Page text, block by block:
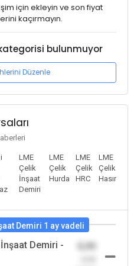
için ekleyin ve son fiyat
kaçırmayın.
bulunmuyor
Düzenle
LME
Çelik
İnşaat
Demiri
LME
Çelik
Hurda
LME
Çelik
HRC
LME
Çelik
Hasır
Demiri 1 ay vadeli
Demiri -